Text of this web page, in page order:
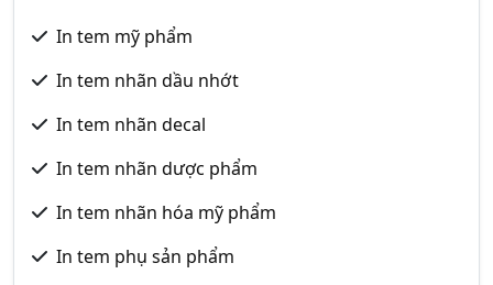
In tem mỹ phẩm
In tem nhãn dầu nhớt
In tem nhãn decal
In tem nhãn dược phẩm
In tem nhãn hóa mỹ phẩm
In tem phụ sản phẩm